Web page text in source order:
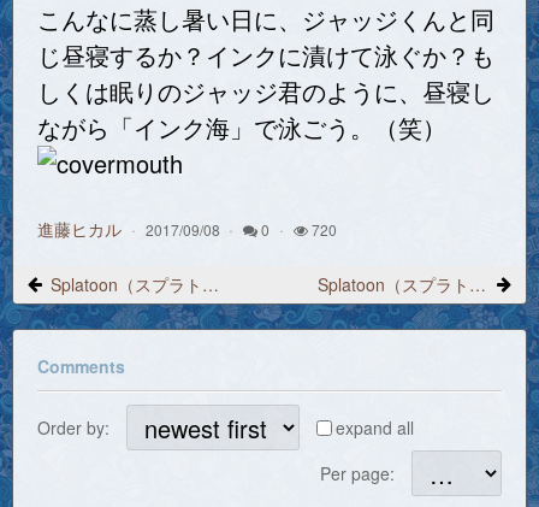
こんなに蒸し暑い日に、ジャッジくんと同
じ昼寝するか？インクに漬けて泳ぐか？も
しくは眠りのジャッジ君のように、昼寝し
ながら「インク海」で泳ごう。（笑）
進藤ヒカル 2017/09/08 0 720
Splatoon（スプラトゥーン）プレイ日記 2017/7/2 12:50「ランク49、ウデマエBの30点」 Splatoon（スプラトゥーン）プレイ日記 2017/7/7 10:09「インク効率アップ（メイン）服」
Comments
Order by:
expand all
Per page: